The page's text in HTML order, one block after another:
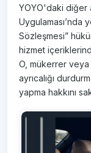
YOYO'daki diğer
Uygulaması’nda
Sözleşmesi”
hizmet
O, mükerrer veya
ayrıcalığı
yapma hakkını